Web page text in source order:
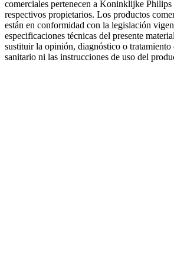
comerciales pertenecen a Koninklijke Philips
respectivos propietarios. Los productos
están en conformidad con la legislación
especificaciones técnicas del presente
sustituir la opinión, diagnóstico o tratamiento
sanitario ni las instrucciones de uso del